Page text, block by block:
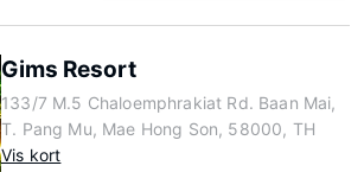
Gims Resort
133/7 M.5 Chaloemphrakiat Rd. Baan Mai,
T. Pang Mu, Mae Hong Son, 58000, TH
Vis kort